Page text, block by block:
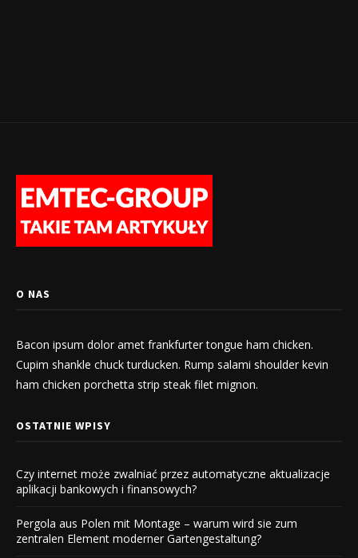
O NAS
Bacon ipsum dolor amet frankfurter tongue ham chicken.
Cupim shankle chuck turducken. Rump salami shoulder kevin
ham chicken porchetta strip steak filet mignon.
OSTATNIE WPISY
Czy internet może zwalniać przez automatyczne aktualizacje
aplikacji bankowych i finansowych?
Pergola aus Polen mit Montage – warum wird sie zum
zentralen Element moderner Gartengestaltung?